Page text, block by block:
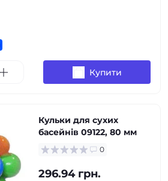
Купити
Кульки для сухих
басейнів 09122, 80 мм
0
296.94 грн.